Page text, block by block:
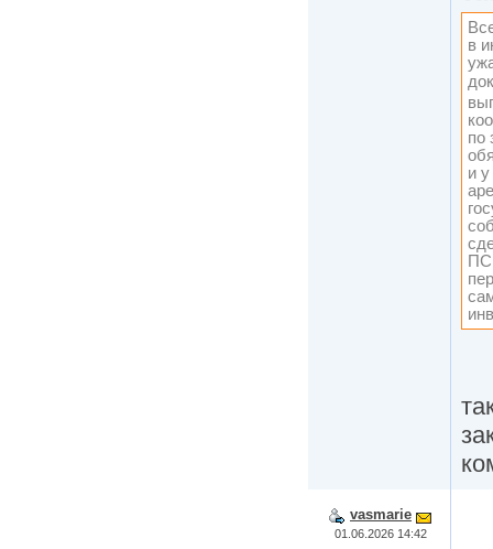
в
по
и
ПС
vasmarie
01.06.2026 14:42